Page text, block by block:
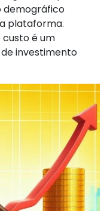
demográfico
plataforma.
custo é um
investimento